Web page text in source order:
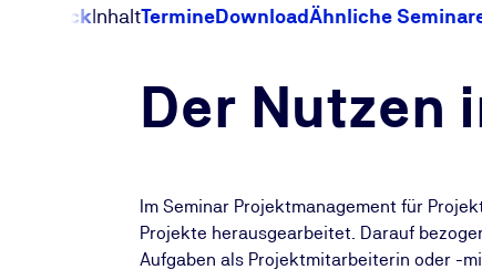
ÜberblickInhaltTermineDownloadÄhnliche
Der Nutzen
Im Seminar Projektmanagement für
Projekte herausgearbeitet. Darauf
Aufgaben als Projektmitarbeiterin oder -